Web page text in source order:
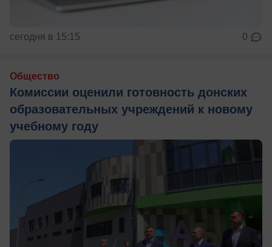
сегодня в 15:15 0
Общество
Комиссии оценили готовность донских
образовательных учреждений к новому
учебному году